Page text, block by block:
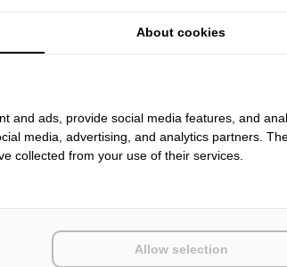
About cookies
and ads, provide social media features, and
media, advertising, and analytics partners.
collected from your use of their services.
Allow selection